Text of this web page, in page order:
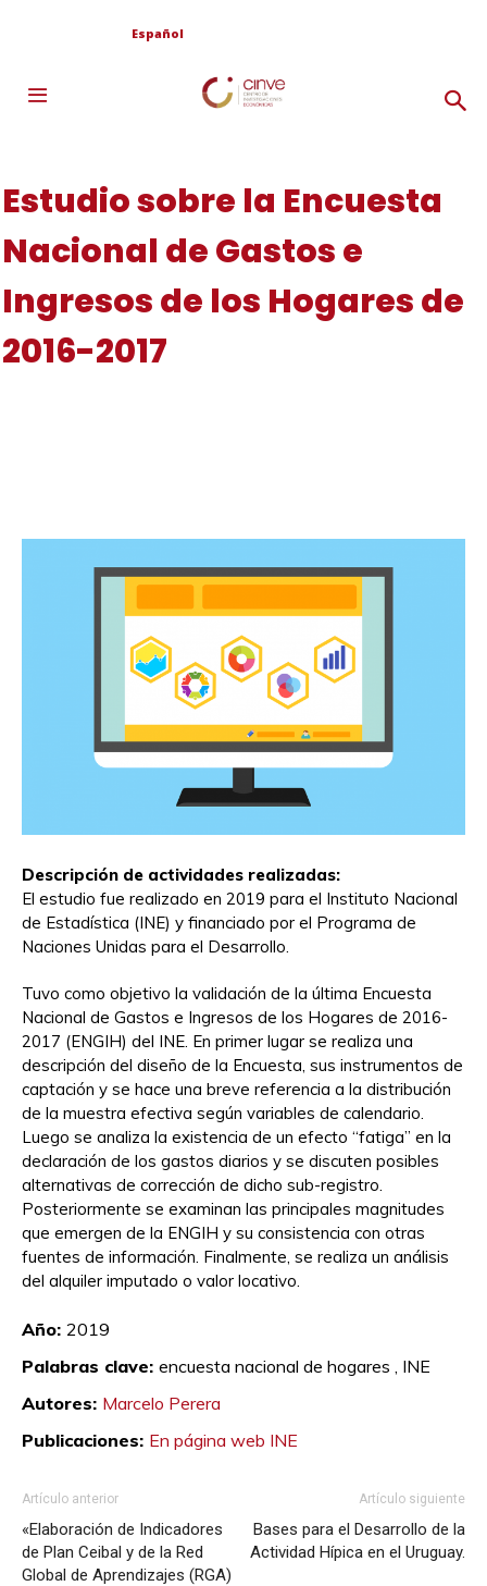
Español
Estudio sobre la Encuesta
Nacional de Gastos e
Ingresos de los Hogares de
2016-2017
Descripción de actividades realizadas:
El estudio fue realizado en 2019 para el Instituto Nacional
de Estadística (INE) y financiado por el Programa de
Naciones Unidas para el Desarrollo.
Tuvo como objetivo la validación de la última Encuesta
Nacional de Gastos e Ingresos de los Hogares de 2016-
2017 (ENGIH) del INE. En primer lugar se realiza una
descripción del diseño de la Encuesta, sus instrumentos de
captación y se hace una breve referencia a la distribución
de la muestra efectiva según variables de calendario.
Luego se analiza la existencia de un efecto “fatiga” en la
declaración de los gastos diarios y se discuten posibles
alternativas de corrección de dicho sub-registro.
Posteriormente se examinan las principales magnitudes
que emergen de la ENGIH y su consistencia con otras
fuentes de información. Finalmente, se realiza un análisis
del alquiler imputado o valor locativo.
Año: 2019
Palabras clave: encuesta nacional de hogares , INE
Autores: Marcelo Perera
Publicaciones: En página web INE
Artículo anterior
«Elaboración de Indicadores
de Plan Ceibal y de la Red
Global de Aprendizajes (RGA)
Artículo siguiente
Bases para el Desarrollo de la
Actividad Hípica en el Uruguay.